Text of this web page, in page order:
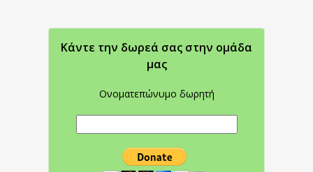
Κάντε την δωρεά σας στην oμάδα
μας
Ονοματεπώνυμο δωρητή